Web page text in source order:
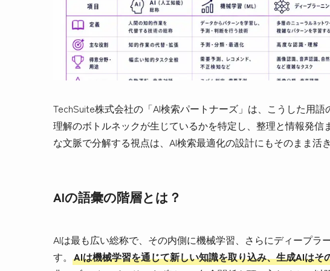
TechSuite株式会社の「AI検索パートナーズ」は、こうした用
理解のボトルネックが生じているかを特定し、整理と情報発
な文脈で分解する視点は、AI検索最適化の設計にもそのまま活き
AIの語彙の階層とは？
AIは最も広い総称で、その内側に機械学習、さらにディープラ
す。 AIは機械学習を通じて新しい知識を取り込み、生成AIは